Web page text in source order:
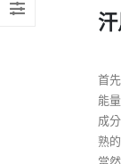
首先
能
成
熟